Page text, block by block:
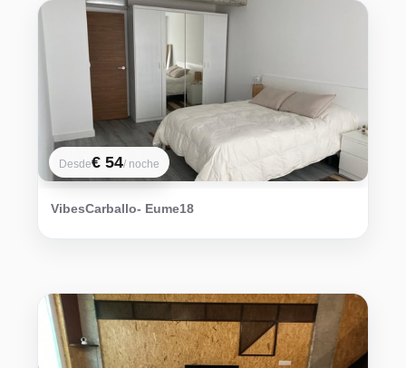
VibesCarballo- Eume18
Desde€ 54/ noche